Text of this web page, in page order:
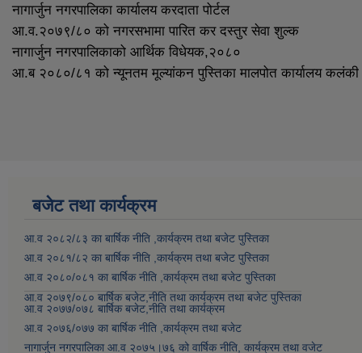
नागार्जुन नगरपालिका कार्यालय करदाता पोर्टल
आ.व.२०७९/८० को नगरसभामा पारित कर दस्तुर सेवा शुल्क
नागार्जुन नगरपालिकाको आर्थिक विधेयक,२०८०
आ.ब २०८०/८१ को न्यूनतम मूल्यांकन पुस्तिका मालपोत कार्यालय कलंकी
बजेट तथा कार्यक्रम
आ.व २०८२/८३ का बार्षिक नीति ,कार्यक्रम तथा बजेट पुस्तिका
आ.व २०८१/८२ का बार्षिक नीति ,कार्यक्रम तथा बजेट पुस्तिका
आ.व २०८०/०८१ का बार्षिक नीति ,कार्यक्रम तथा बजेट पुस्तिका
आ.व २०७९/०८० बार्षिक बजेट,नीति तथा कार्यक्रम तथा बजेट पुस्तिका
आ.व २०७७/०७८ बार्षिक बजेट,नीति तथा कार्यक्रम
आ.व २०७६/०७७ का बार्षिक नीति ,कार्यक्रम तथा बजेट
नागार्जुन नगरपालिका आ.व २०७५।७६ को वार्षिक नीति, कार्यक्रम तथा वजेट